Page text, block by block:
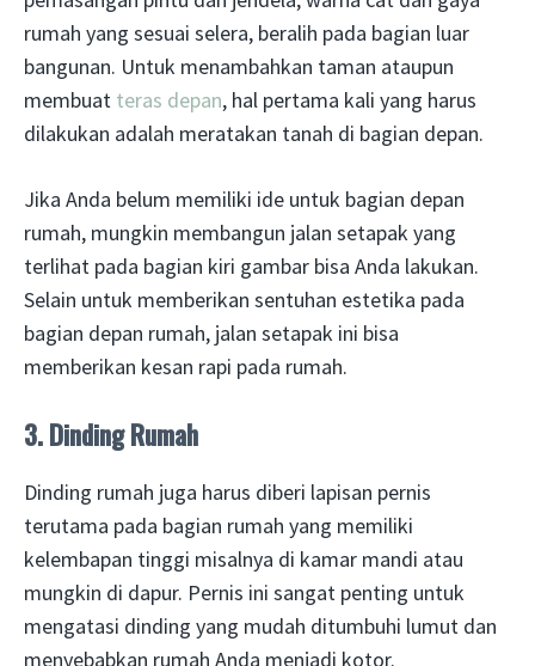
rumah yang sesuai selera, beralih pada bagian luar
bangunan. Untuk menambahkan taman ataupun
membuat teras depan, hal pertama kali yang harus
dilakukan adalah meratakan tanah di bagian depan.
Jika Anda belum memiliki ide untuk bagian depan
rumah, mungkin membangun jalan setapak yang
terlihat pada bagian kiri gambar bisa Anda lakukan.
Selain untuk memberikan sentuhan estetika pada
bagian depan rumah, jalan setapak ini bisa
memberikan kesan rapi pada rumah.
3. Dinding Rumah
Dinding rumah juga harus diberi lapisan pernis
terutama pada bagian rumah yang memiliki
kelembapan tinggi misalnya di kamar mandi atau
mungkin di dapur. Pernis ini sangat penting untuk
mengatasi dinding yang mudah ditumbuhi lumut dan
menyebabkan rumah Anda menjadi kotor.